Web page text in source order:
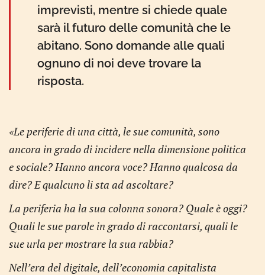
imprevisti, mentre si chiede quale
sarà il futuro delle comunità che le
abitano. Sono domande alle quali
ognuno di noi deve trovare la
risposta.
«Le periferie di una città, le sue comunità, sono
ancora in grado di incidere nella dimen­sione politica
e sociale? Hanno ancora voce? Hanno qualcosa da
dire? E qualcuno li sta ad ascoltare?
La pe­riferia ha la sua colonna sonora? Quale è oggi?
Quali le sue pa­role in grado di raccontarsi, quali le
sue urla per mostrare la sua rabbia?
Nell’era del digitale, dell’economia capitalista